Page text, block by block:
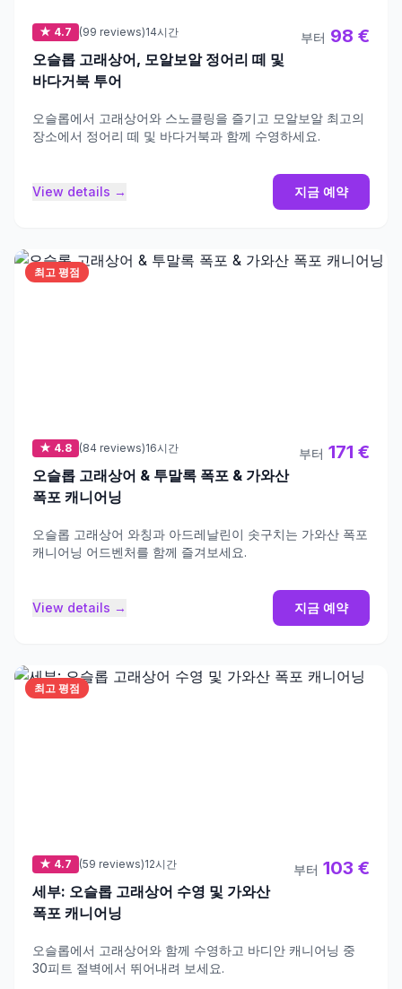
★ 4.7 (99 reviews)14시간
오슬롭 고래상어, 모알보알 정어리 떼 및
바다거북 투어
부터 98 €
오슬롭에서 고래상어와 스노클링을 즐기고 모알보알 최고의
장소에서 정어리 떼 및 바다거북과 함께 수영하세요.
View details → 지금 예약
최고 평점
★ 4.8 (84 reviews)16시간
오슬롭 고래상어 & 투말록 폭포 & 가와산
폭포 캐니어닝
부터 171 €
오슬롭 고래상어 와칭과 아드레날린이 솟구치는 가와산 폭포
캐니어닝 어드벤처를 함께 즐겨보세요.
View details → 지금 예약
최고 평점
★ 4.7 (59 reviews)12시간
세부: 오슬롭 고래상어 수영 및 가와산
폭포 캐니어닝
부터 103 €
오슬롭에서 고래상어와 함께 수영하고 바디안 캐니어닝 중
30피트 절벽에서 뛰어내려 보세요.